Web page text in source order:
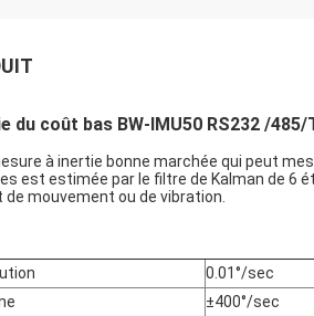
du coût bas BW-IMU50 RS232 /
à inertie bonne marchée qui peut
est estimée par le filtre de Kalman de 6
mouvement ou de vibration.
0.01°/sec
±400°/sec